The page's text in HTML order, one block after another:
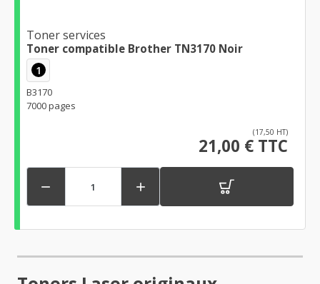
Toner services
Toner compatible Brother TN3170 Noir
1
B3170
7000 pages
(17,50 HT)
21,00 € TTC
 